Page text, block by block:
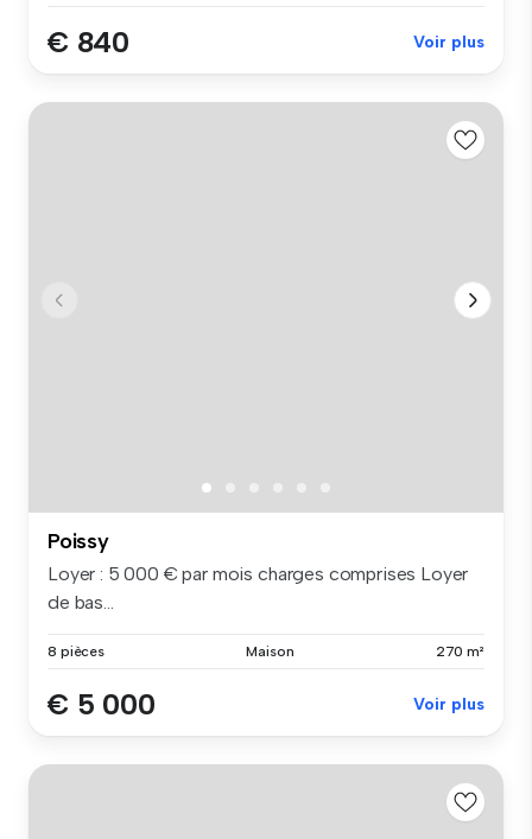
€ 840 Voir plus
Poissy
Loyer : 5 000 € par mois charges comprises Loyer
de bas...
8 pièces Maison 270 m²
€ 5 000 Voir plus